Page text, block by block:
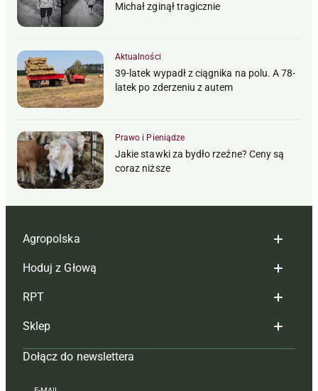
Michał zginął tragicznie
Aktualności
39-latek wypadł z ciągnika na polu. A 78-
latek po zderzeniu z autem
Prawo i Pieniądze
Jakie stawki za bydło rzeźne? Ceny są
coraz niższe
Agropolska
Redakcja
Reklama
Tagi
Mapa serwisu
Kontakt
Hoduj z Głową
Hoduj z głową bydło
Hoduj z głową świnie
Prenumerata
Redakcja
RPT
Redakcja
Prenumerata
Reklama
Sklep
Czasopisma i prenumerata
Dołącz do newslettera